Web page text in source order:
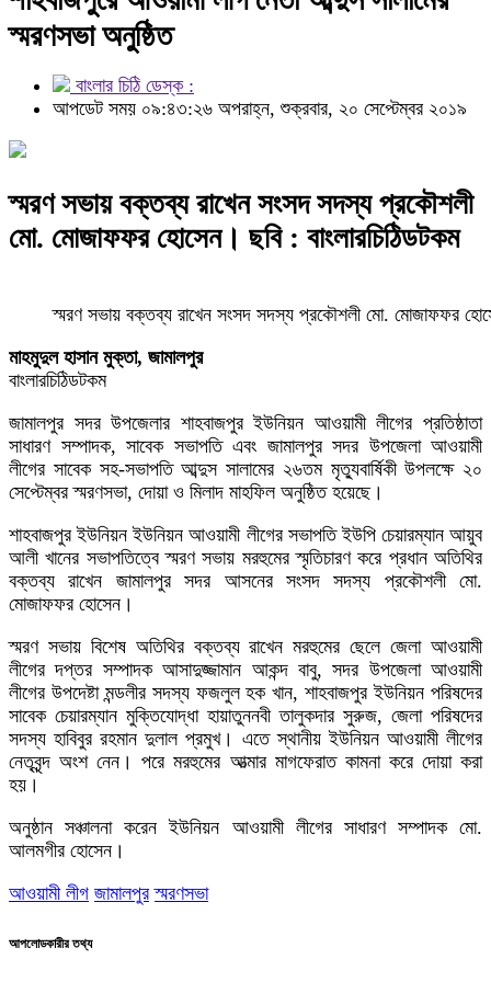
স্মরণসভা অনুষ্ঠিত
বাংলার চিঠি ডেস্ক :
আপডেট সময় ০৯:৪৩:২৬ অপরাহ্ন, শুক্রবার, ২০ সেপ্টেম্বর ২০১৯
স্মরণ সভায় বক্তব্য রাখেন সংসদ সদস্য প্রকৌশলী
মো. মোজাফফর হোসেন। ছবি : বাংলারচিঠিডটকম
স্মরণ সভায় বক্তব্য রাখেন সংসদ সদস্য প্রকৌশলী মো. মোজাফফর
মাহমুদুল হাসান মুক্তা, জামালপুর
বাংলারচিঠিডটকম
জামালপুর সদর উপজেলার শাহবাজপুর ইউনিয়ন আওয়ামী লীগের প্রতিষ্ঠাতা
সাধারণ সম্পাদক, সাবেক সভাপতি এবং জামালপুর সদর উপজেলা আওয়ামী
লীগের সাবেক সহ-সভাপতি আব্দুস সালামের ২৬তম মৃত্যুবার্ষিকী উপলক্ষে ২০
সেপ্টেম্বর স্মরণসভা, দোয়া ও মিলাদ মাহফিল অনুষ্ঠিত হয়েছে।
শাহবাজপুর ইউনিয়ন ইউনিয়ন আওয়ামী লীগের সভাপতি ইউপি চেয়ারম্যান আয়ুব
আলী খানের সভাপতিত্বে স্মরণ সভায় মরহুমের স্মৃতিচারণ করে প্রধান অতিথির
বক্তব্য রাখেন জামালপুর সদর আসনের সংসদ সদস্য প্রকৌশলী মো.
মোজাফফর হোসেন।
স্মরণ সভায় বিশেষ অতিথির বক্তব্য রাখেন মরহুমের ছেলে জেলা আওয়ামী
লীগের দপ্তর সম্পাদক আসাদুজ্জামান আকন্দ বাবু, সদর উপজেলা আওয়ামী
লীগের উপদেষ্টা মন্ডলীর সদস্য ফজলুল হক খান, শাহবাজপুর ইউনিয়ন পরিষদের
সাবেক চেয়ারম্যান মুক্তিযোদ্ধা হায়াতুননবী তালুকদার সুরুজ, জেলা পরিষদের
সদস্য হাবিবুর রহমান দুলাল প্রমুখ। এতে স্থানীয় ইউনিয়ন আওয়ামী লীগের
নেতৃবৃন্দ অংশ নেন। পরে মরহুমের আত্মার মাগফেরাত কামনা করে দোয়া করা
হয়।
অনুষ্ঠান সঞ্চালনা করেন ইউনিয়ন আওয়ামী লীগের সাধারণ সম্পাদক মো.
আলমগীর হোসেন।
আওয়ামী লীগ জামালপুর স্মরণসভা
আপলোডকারীর তথ্য